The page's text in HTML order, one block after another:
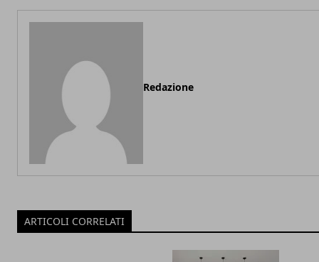
Redazione
ARTICOLI CORRELATI